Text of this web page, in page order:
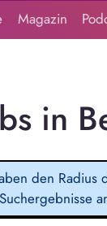
Magazin
in
den Radius